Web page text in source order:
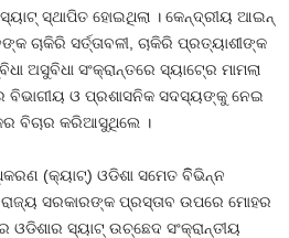
ସ୍ୟାଟ୍‍ ସ୍ଥାପିତ ହୋଇଥିଲା । କେନ୍ଦ୍ରୀୟ ଆଇନ୍‍
ଚାକିରି ସର୍ତ୍ତାବଳୀ, ଚାକିରି ପ୍ରତ୍ୟାଶୀଙ୍କ
ଅସୁବିଧା ସଂକ୍ରାନ୍ତରେ ସ୍ୟାଟ୍‍ରେ ମାମଲା
ବିଭାଗୀୟ ଓ ପ୍ରଶାସନିକ ସଦସ୍ୟଙ୍କୁ ନେଇ
ବିଚାର କରିଆସୁଥିଲେ ।
(କ୍ୟାଟ୍‍) ଓଡିଶା ସମେତ ବିିଭିନ୍ନ
ରାଜ୍ୟ ସରକାରଙ୍କ ପ୍ରସ୍ତାବ ଉପରେ ମୋହର
ଓଡିଶାର ସ୍ୟାଟ୍‍ ଉଚ୍ଛେଦ ସଂକ୍ରାନ୍ତୀୟ